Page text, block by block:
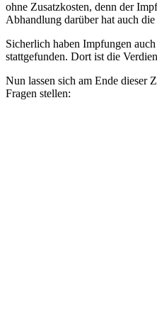
ohne Zusatzkosten, denn der
Abhandlung darüber hat auch
Sicherlich haben Impfungen
stattgefunden. Dort ist die
Nun lassen sich am Ende dieser
Fragen stellen: